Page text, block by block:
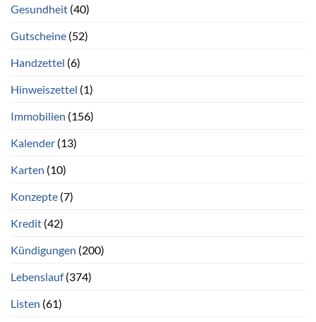
Gesundheit (40)
Gutscheine (52)
Handzettel (6)
Hinweiszettel (1)
Immobilien (156)
Kalender (13)
Karten (10)
Konzepte (7)
Kredit (42)
Kündigungen (200)
Lebenslauf(374)
Listen (61)